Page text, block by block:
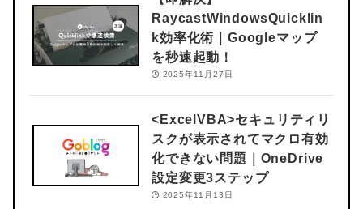
RaycastWindowsQuicklin
k効率化術｜Googleマップ
を秒速起動！
2025年11月27日
<ExcelVBA>セキュリティリ
スクが表示されてマクロ有効
化できない問題｜OneDrive
設定変更3ステップ
2025年11月13日